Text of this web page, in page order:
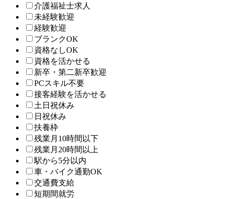
介護福祉士求人
未経験歓迎
経験歓迎
ブランクOK
資格なしOK
資格を活かせる
新卒・第二新卒歓迎
PCスキル不要
接客経験を活かせる
土日祝休み
日祝休み
扶養枠
残業月10時間以下
残業月20時間以上
駅から5分以内
車・バイク通勤OK
交通費支給
短期間就労